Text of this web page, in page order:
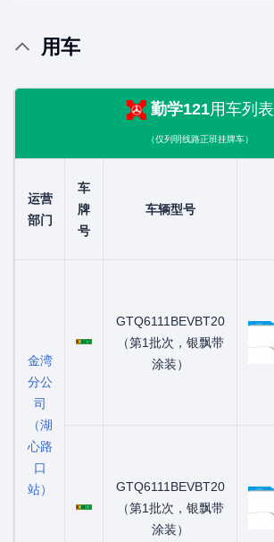
用车
勤学121用车列表
（仅列明线路正班挂牌车）
运营
部门
车
牌
号
车辆型号
金湾
分公
司
（湖
心路
口
站）
粤C00876D
GTQ6111BEVBT20
（第1批次，银飘带
涂装）
粤C08015D
GTQ6111BEVBT20
（第1批次，银飘带
涂装）